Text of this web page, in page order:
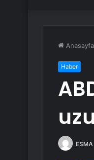
Anasayfa
Haber